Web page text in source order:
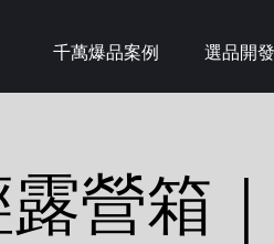
千萬爆品案例 選品開
營箱